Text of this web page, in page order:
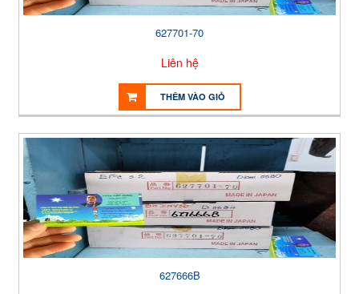
627701-70
Liên hệ
THÊM VÀO GIỎ
627666B